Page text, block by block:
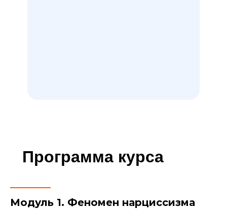
Программа курса
Модуль 1. Феномен нарциссизма